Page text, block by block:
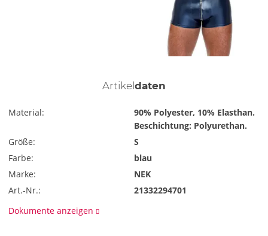
Artikeldaten
Material:
90% Polyester, 10% Elasthan.
Beschichtung: Polyurethan.
Größe:
S
Farbe:
blau
Marke:
NEK
Art.-Nr.:
21332294701
Dokumente anzeigen